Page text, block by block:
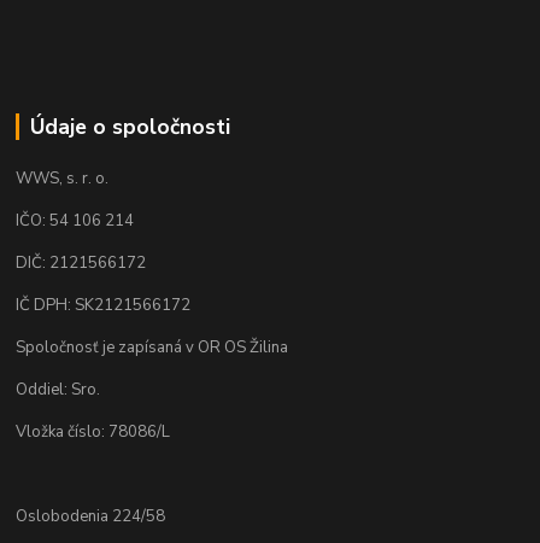
Údaje o spoločnosti
WWS, s. r. o.
IČO: 54 106 214
DIČ: 2121566172
IČ DPH: SK2121566172
Spoločnosť je zapísaná v OR OS Žilina
Oddiel: Sro.
Vložka číslo: 78086/L
Oslobodenia 224/58